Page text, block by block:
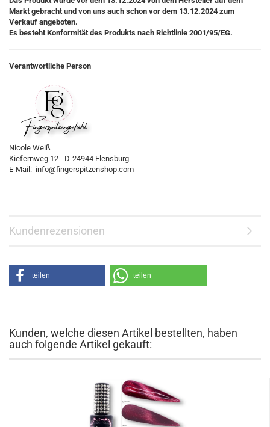
Markt gebracht und von uns auch schon vor dem 13.12.2024 zum
Verkauf angeboten.
Es besteht Konformität des Produkts nach Richtlinie 2001/95/EG.
Verantwortliche Person
Nicole Weiß
Kiefernweg 12 - D-24944 Flensburg
E-Mail: info@fingerspitzenshop.com
Kundenrezensionen
teilen teilen
Kunden, welche diesen Artikel bestellten, haben
auch folgende Artikel gekauft: